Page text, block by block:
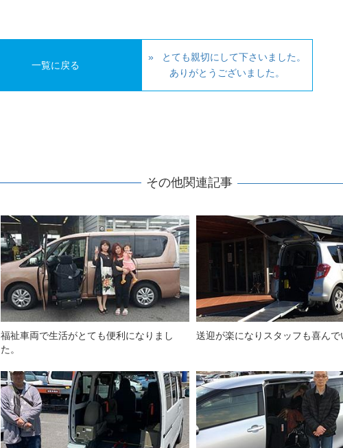
一覧に戻る
とても親切にして下さいました。
ありがとうございました。
その他関連記事
福祉車両で生活がとても便利になりまし
た。
送迎が楽になりスタッフも喜んで